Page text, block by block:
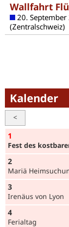
Wallfahrt
20.
(Zentralschweiz)
Kalender
<
1
Fest des
2
Mariä
3
Irenäus von Lyon
4
Ferialtag